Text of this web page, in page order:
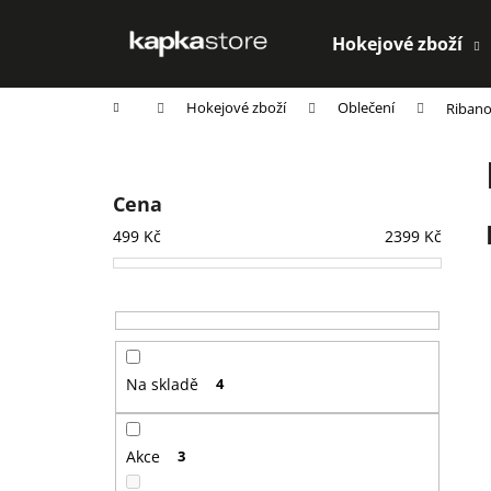
Hokejové zboží
Domů Hokejové zboží Oblečení Ribano
Cena
499 Kč 2399 Kč
Na skladě 4
Akce 3
í
do
do